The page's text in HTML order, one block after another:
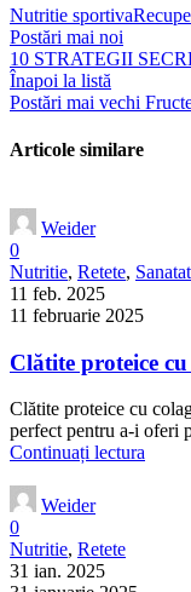
Nutritie sportiva
Postări mai noi
10 STRATEGII
Înapoi la listă
Postări mai vechi
Articole similare
Weider
0
Nutritie, Retete,
11 feb. 2025
11 februarie 2025
Clătite proteice cu
Clătite proteice cu
perfect pentru a-i oferi
Continuați lectura
Weider
0
Nutritie, Retete
31 ian. 2025